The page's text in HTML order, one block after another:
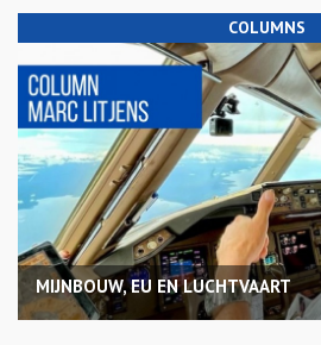
COLUMNS
MIJNBOUW, EU EN LUCHTVAART